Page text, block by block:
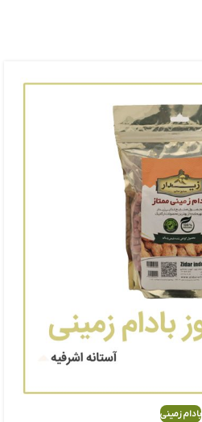
بادام زمینی